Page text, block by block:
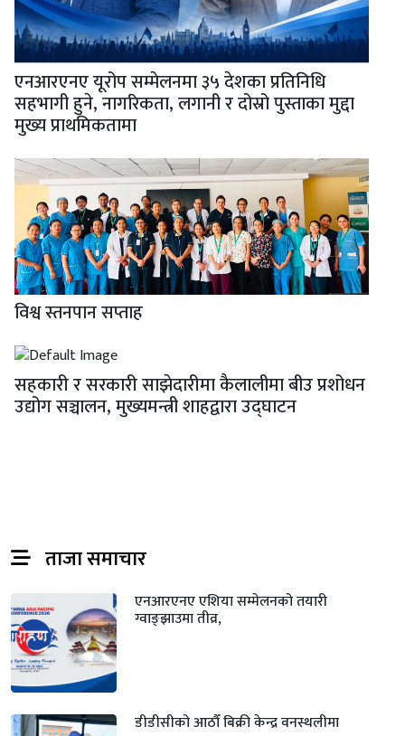
एनआरएनए यूरोप सम्मेलनमा ३५ देशका प्रतिनिधि
सहभागी हुने, नागरिकता, लगानी र दोस्रो पुस्ताका मुद्दा
मुख्य प्राथमिकतामा
विश्व स्तनपान सप्ताह
सहकारी र सरकारी साझेदारीमा कैलालीमा बीउ प्रशोधन
उद्योग सञ्चालन, मुख्यमन्त्री शाहद्वारा उद्घाटन
ताजा समाचार
एनआरएनए एशिया सम्मेलनको तयारी
ग्वाङ्झाउमा तीव्र,
डीडीसीको आठौँ बिक्री केन्द्र वनस्थलीमा